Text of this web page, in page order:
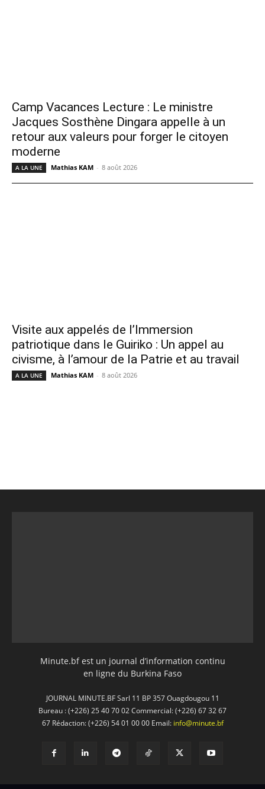
Camp Vacances Lecture : Le ministre
Jacques Sosthène Dingara appelle à un
retour aux valeurs pour forger le citoyen
moderne
A LA UNE Mathias KAM - 8 août 2026
Visite aux appelés de l’Immersion
patriotique dans le Guiriko : Un appel au
civisme, à l’amour de la Patrie et au travail
A LA UNE Mathias KAM - 8 août 2026
Minute.bf est un journal d’information continu
en ligne du Burkina Faso
JOURNAL MINUTE.BF Sarl 11 BP 357 Ouagdougou 11
Bureau : (+226) 25 40 70 02 Commercial: (+226) 67 32 67
67 Rédaction: (+226) 54 01 00 00 Email: info@minute.bf